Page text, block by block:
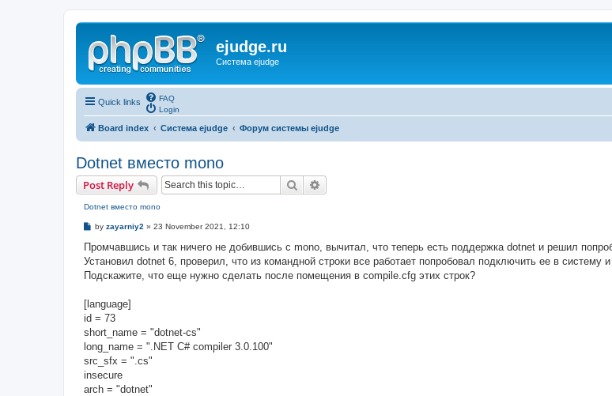
ejudge.ru
Система ejudge
Quick links
FAQ
Login
Board index Система ejudge Форум системы ejudge
Dotnet вместо mono
Post Reply Search
Dotnet вместо mono
P
s
t
by zayarniy2 » 23 November 2021, 12:10
Промчавшись и так ничего не добившись с mono, вычитал, что теперь есть поддержка dotnet и решил
Установил dotnet 6, проверил, что из командной строки все работает попробовал подключить ее в систему и
Подскажите, что еще нужно сделать после помещения в compile.cfg этих строк?
[language]
id = 73
short_name = "dotnet-cs"
long_name = ".NET C# compiler 3.0.100"
src_sfx = ".cs"
insecure
arch = "dotnet"